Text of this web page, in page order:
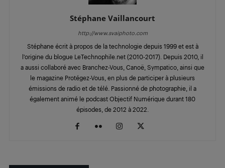
Stéphane Vaillancourt
http://www.svaiphoto.com
Stéphane écrit à propos de la technologie depuis 1999 et est à
l'origine du blogue LeTechnophile.net (2010-2017). Depuis 2010, il
a aussi collaboré avec Branchez-Vous, Canoë, Sympatico, ainsi que
le magazine Protégez-Vous, en plus de participer à plusieurs
émissions de radio et de télé. Passionné de photographie, il a
également animé le podcast Objectif Numérique durant 180
épisodes, de 2012 à 2022.